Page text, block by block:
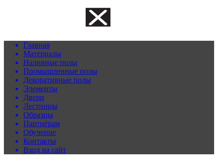
Главная
Материалы
Наливные полы
Промышленные полы
Декоративные полы
Элементы
Двери
Лестницы
Образцы
Партнёрам
Обучение
Контакты
Вход на сайт